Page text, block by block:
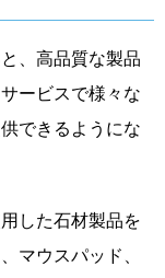
、高品質な製品
ービスで様々な
できるようにな
した石材製品を
マウスパッド、